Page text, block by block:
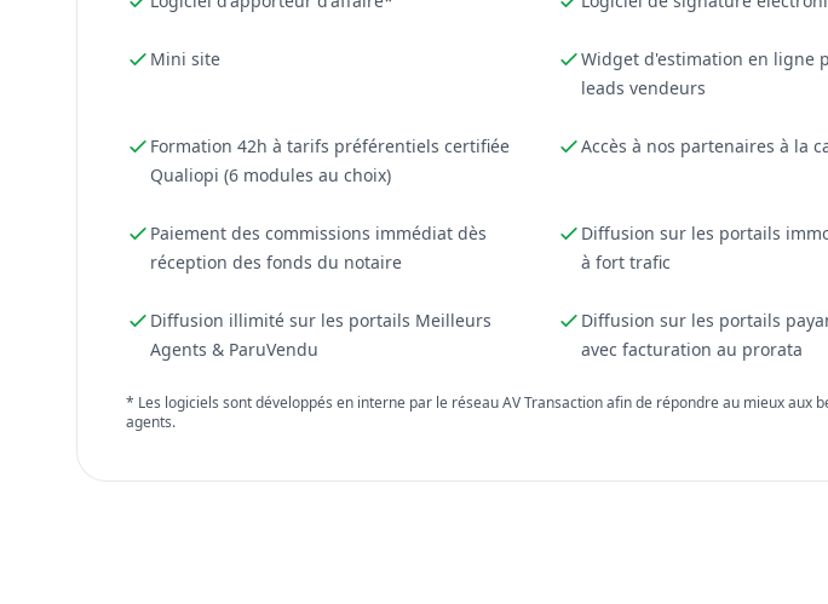
Mini site
Widget d'estimation en ligne
leads vendeurs
Formation 42h à tarifs préférentiels certifiée
Qualiopi (6 modules au choix)
Accès à nos partenaires à la
Paiement des commissions immédiat dès
réception des fonds du notaire
Diffusion sur les portails
à fort trafic
Diffusion illimité sur les portails Meilleurs
Agents & ParuVendu
Diffusion sur les portails
avec facturation au prorata
* Les logiciels sont développés en interne par le réseau AV Transaction afin de répondre au mieux aux
agents.